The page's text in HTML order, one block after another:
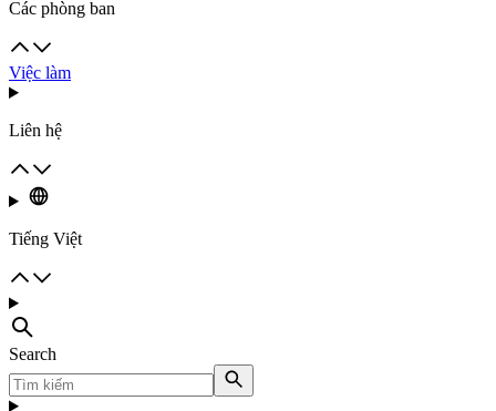
Các phòng ban
Việc làm
Liên hệ
Tiếng Việt
Search